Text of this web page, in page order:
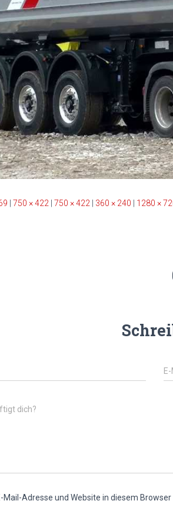
750 × 422 750 × 422 360 × 240 1280 ×
dich?
Mail-Adresse und Website in diesem